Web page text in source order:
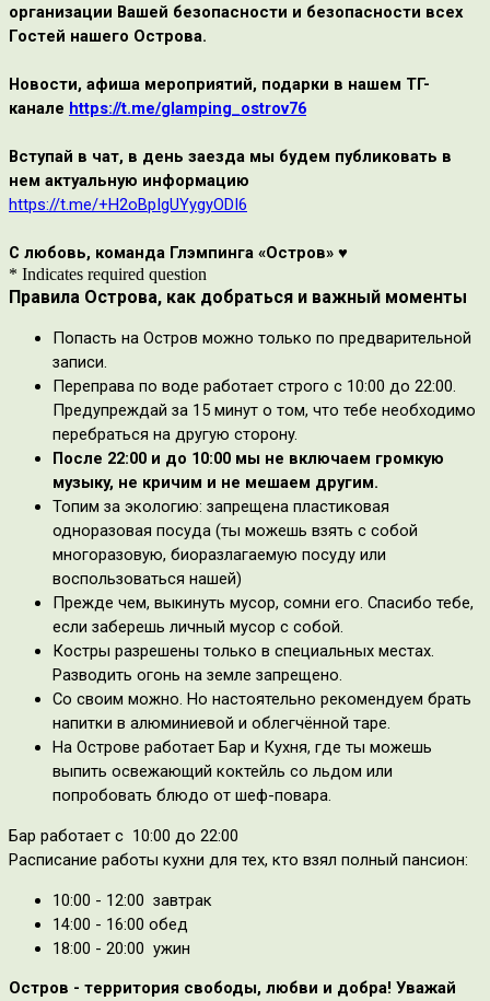
организации Вашей безопасности и безопасности всех
Гостей нашего Острова.
Новости, афиша мероприятий, подарки в нашем ТГ-
канале https://t.me/glamping_ostrov76
Вступай в чат, в день заезда мы будем публиковать в
нем актуальную информацию
https://t.me/+H2oBpIgUYygyODI6
С любовь, команда Глэмпинга ‭«Остров» ♥
* Indicates required question
Правила Острова, как добраться и важный моменты
Попасть на Остров можно только по предварительной
записи.
Переправа по воде работает строго с 10:00 до 22:00.
Предупреждай за 15 минут о том, что тебе необходимо
перебраться на другую сторону.
После 22:00 и до 10:00 мы не включаем громкую
музыку, не кричим и не мешаем другим.
Топим за экологию: запрещена пластиковая
одноразовая посуда (ты можешь взять с собой
многоразовую, биоразлагаемую посуду или
воспользоваться нашей)
Прежде чем, выкинуть мусор, сомни его. Спасибо тебе,
если заберешь личный мусор с собой.
Костры разрешены только в специальных местах.
Разводить огонь на земле запрещено.
Со своим можно. Но настоятельно рекомендуем брать
напитки в алюминиевой и облегчённой таре.
На Острове работает Бар и Кухня, где ты можешь
выпить освежающий коктейль со льдом или
попробовать блюдо от шеф-повара.
Бар работает с 10:00 до 22:00
Расписание работы кухни для тех, кто взял полный пансион:
10:00 - 12:00 завтрак
14:00 - 16:00 обед
18:00 - 20:00 ужин
Остров - территория свободы, любви и добра! Уважай